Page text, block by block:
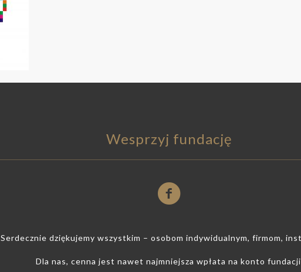
Wesprzyj fundację
Serdecznie dziękujemy wszystkim – osobom indywidualnym, firmom,
Dla nas, cenna jest nawet najmniejsza wpłata na konto